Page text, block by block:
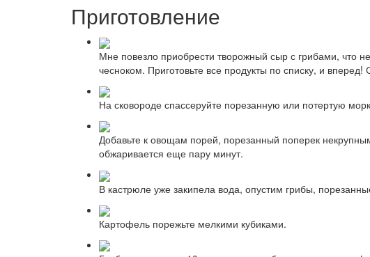
Приготовление
Мне повезло приобрести творожный сыр с грибами, что
чесноком. Приготовьте все продукты по списку, и
На сковороде спассеруйте порезанную или потертую
Добавьте к овощам порей, порезанный поперек
обжаривается еще пару минут.
В кастрюле уже закипела вода, опустим грибы,
Картофель порежьте мелкими кубиками.